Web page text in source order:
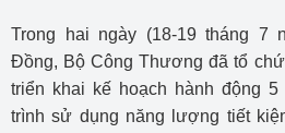
Trong hai ngày (18-19 tháng 7
Đồng, Bộ Công Thương đã tổ
triển khai kế hoạch hành động
trình sử dụng năng lượng tiết